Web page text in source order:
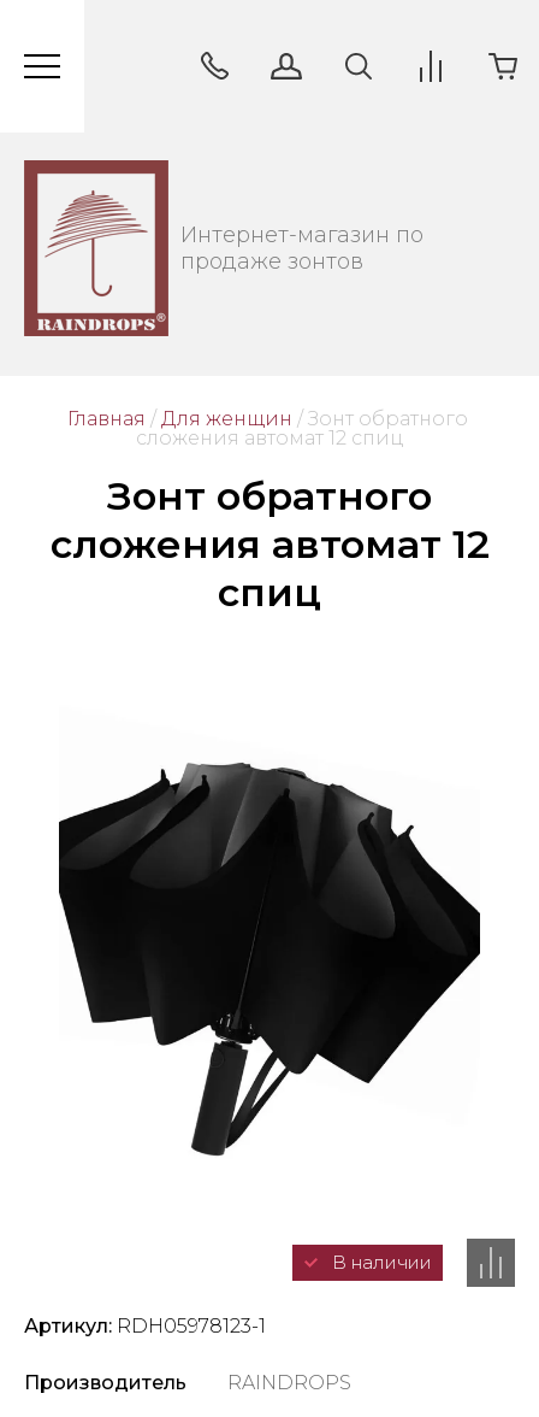
Интернет-магазин по
продаже зонтов
Главная / Для женщин / Зонт обратного
сложения автомат 12 спиц
Зонт обратного
сложения автомат 12
спиц
В наличии
Артикул: RDH05978123-1
Производитель RAINDROPS